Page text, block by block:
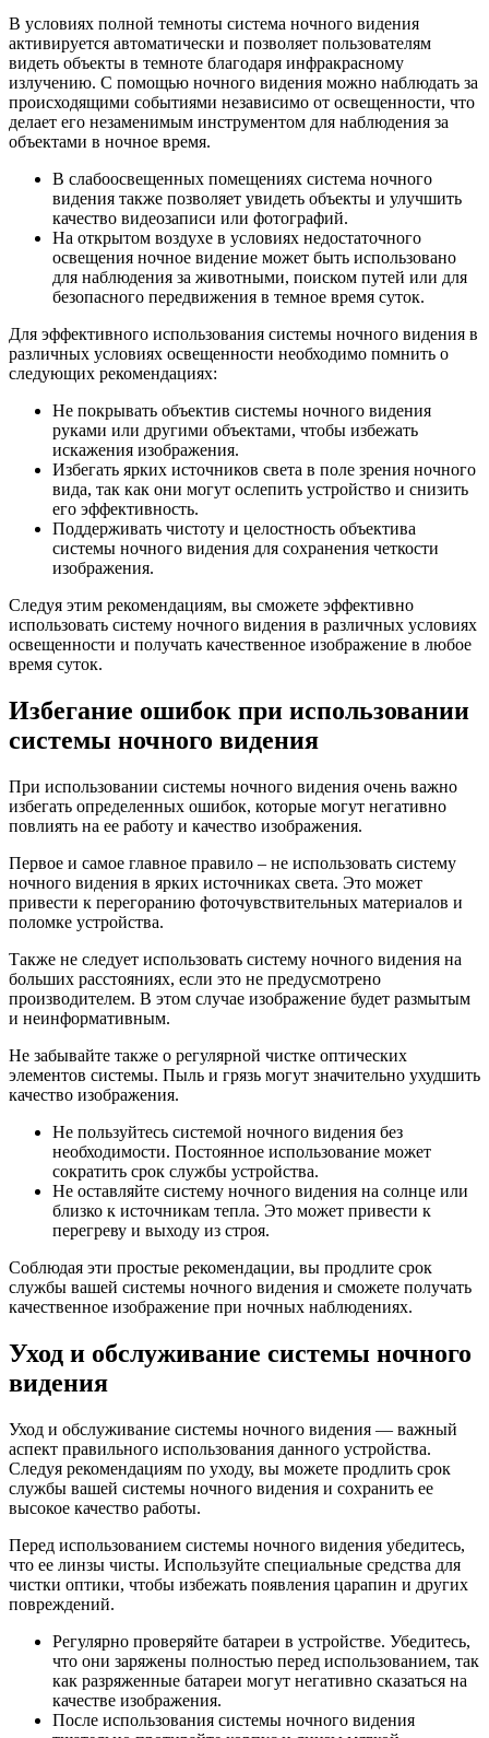
В условиях полной темноты система ночного видения
активируется автоматически и позволяет пользователям
видеть объекты в темноте благодаря инфракрасному
излучению. С помощью ночного видения можно наблюдать за
происходящими событиями независимо от освещенности, что
делает его незаменимым инструментом для наблюдения за
объектами в ночное время.
В слабоосвещенных помещениях система ночного
видения также позволяет увидеть объекты и улучшить
качество видеозаписи или фотографий.
На открытом воздухе в условиях недостаточного
освещения ночное видение может быть использовано
для наблюдения за животными, поиском путей или для
безопасного передвижения в темное время суток.
Для эффективного использования системы ночного видения в
различных условиях освещенности необходимо помнить о
следующих рекомендациях:
Не покрывать объектив системы ночного видения
руками или другими объектами, чтобы избежать
искажения изображения.
Избегать ярких источников света в поле зрения ночного
вида, так как они могут ослепить устройство и снизить
его эффективность.
Поддерживать чистоту и целостность объектива
системы ночного видения для сохранения четкости
изображения.
Следуя этим рекомендациям, вы сможете эффективно
использовать систему ночного видения в различных условиях
освещенности и получать качественное изображение в любое
время суток.
Избегание ошибок при использовании
системы ночного видения
При использовании системы ночного видения очень важно
избегать определенных ошибок, которые могут негативно
повлиять на ее работу и качество изображения.
Первое и самое главное правило – не использовать систему
ночного видения в ярких источниках света. Это может
привести к перегоранию фоточувствительных материалов и
поломке устройства.
Также не следует использовать систему ночного видения на
больших расстояниях, если это не предусмотрено
производителем. В этом случае изображение будет размытым
и неинформативным.
Не забывайте также о регулярной чистке оптических
элементов системы. Пыль и грязь могут значительно ухудшить
качество изображения.
Не пользуйтесь системой ночного видения без
необходимости. Постоянное использование может
сократить срок службы устройства.
Не оставляйте систему ночного видения на солнце или
близко к источникам тепла. Это может привести к
перегреву и выходу из строя.
Соблюдая эти простые рекомендации, вы продлите срок
службы вашей системы ночного видения и сможете получать
качественное изображение при ночных наблюдениях.
Уход и обслуживание системы ночного
видения
Уход и обслуживание системы ночного видения — важный
аспект правильного использования данного устройства.
Следуя рекомендациям по уходу, вы можете продлить срок
службы вашей системы ночного видения и сохранить ее
высокое качество работы.
Перед использованием системы ночного видения убедитесь,
что ее линзы чисты. Используйте специальные средства для
чистки оптики, чтобы избежать появления царапин и других
повреждений.
Регулярно проверяйте батареи в устройстве. Убедитесь,
что они заряжены полностью перед использованием, так
как разряженные батареи могут негативно сказаться на
качестве изображения.
После использования системы ночного видения